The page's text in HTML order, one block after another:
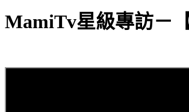
MamiTv星級專訪－